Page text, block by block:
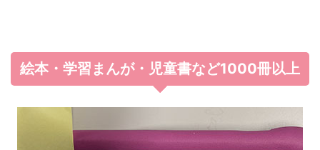
絵本・学習まんが・児童書など1000冊以上